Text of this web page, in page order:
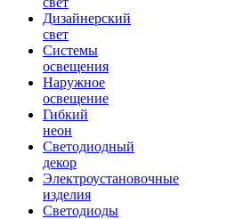
Дизайнерский
свет
Системы
освещения
Наружное
освещение
Гибкий
неон
Светодиодный
декор
Электроустановочные
изделия
Светодиоды